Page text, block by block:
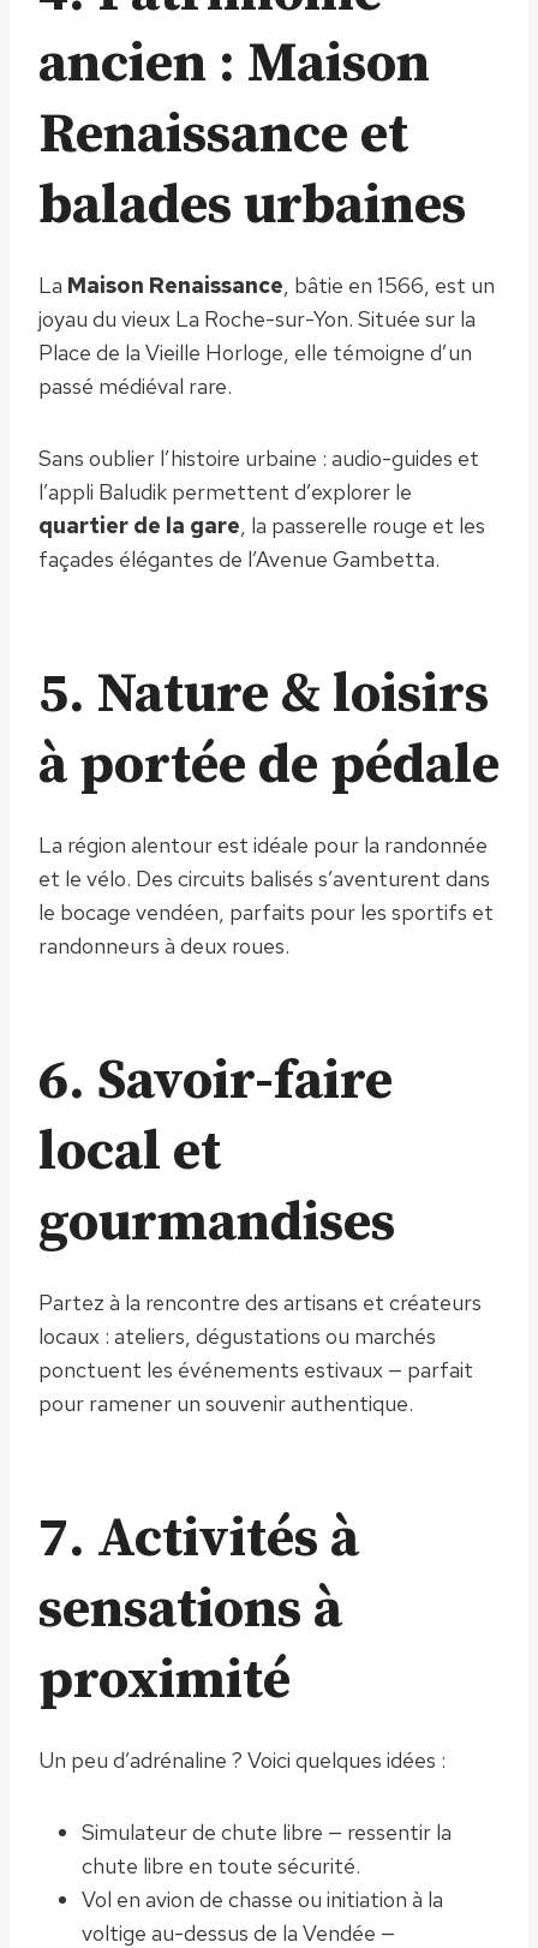
ancien : Maison
Renaissance et
balades urbaines
La Maison Renaissance, bâtie en 1566, est un
joyau du vieux La Roche-sur-Yon. Située sur la
Place de la Vieille Horloge, elle témoigne d’un
passé médiéval rare.
Sans oublier l’histoire urbaine : audio-guides et
l’appli Baludik permettent d’explorer le
quartier de la gare, la passerelle rouge et les
façades élégantes de l’Avenue Gambetta.
5. Nature & loisirs
à portée de pédale
La région alentour est idéale pour la randonnée
et le vélo. Des circuits balisés s’aventurent dans
le bocage vendéen, parfaits pour les sportifs et
randonneurs à deux roues.
6. Savoir-faire
local et
gourmandises
Partez à la rencontre des artisans et créateurs
locaux : ateliers, dégustations ou marchés
ponctuent les événements estivaux — parfait
pour ramener un souvenir authentique.
7. Activités à
sensations à
proximité
Un peu d’adrénaline ? Voici quelques idées :
Simulateur de chute libre — ressentir la
chute libre en toute sécurité.
Vol en avion de chasse ou initiation à la
voltige au-dessus de la Vendée —